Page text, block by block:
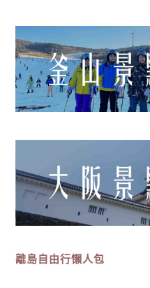
離島自由行懶人包